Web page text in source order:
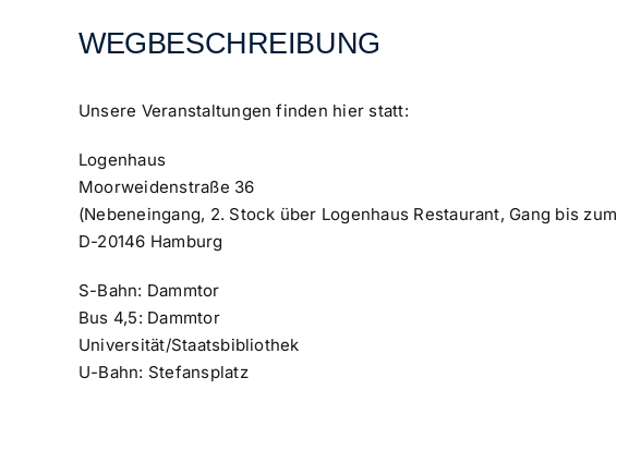
WEGBESCHREIBUNG
Unsere Veranstaltungen finden hier statt:
Logenhaus
Moorweidenstraße 36
(Nebeneingang, 2. Stock über Logenhaus Restaurant, Gang bis
D-20146 Hamburg
S-Bahn: Dammtor
Bus 4,5: Dammtor
Universität/Staatsbibliothek
U-Bahn: Stefansplatz